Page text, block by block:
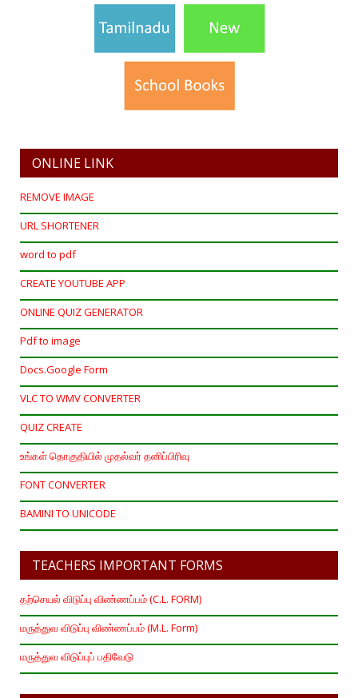
ONLINE LINK
REMOVE IMAGE
URL SHORTENER
word to pdf
CREATE YOUTUBE APP
ONLINE QUIZ GENERATOR
Pdf to image
Docs.Google Form
VLC TO WMV CONVERTER
QUIZ CREATE
உங்கள் தொகுதியில் முதல்வர் தனிப்பிரிவு
FONT CONVERTER
BAMINI TO UNICODE
TEACHERS IMPORTANT FORMS
தற்செயல் விடுப்பு விண்ணப்பம் (C.L. FORM)
மருத்துவ விடுப்பு விண்ணப்பம் (M.L. Form)
மருத்துவ விடுப்புப் பதிவேடு